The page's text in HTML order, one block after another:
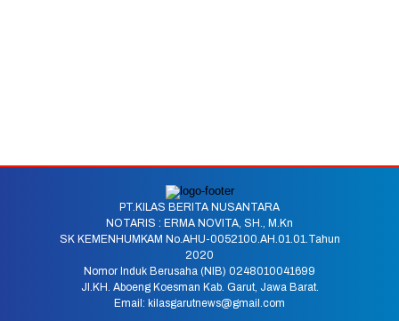
PT.KILAS BERITA NUSANTARA
NOTARIS : ERMA NOVITA, SH., M.Kn
SK KEMENHUMKAM No.AHU-0052100.AH.01.01.Tahun
2020
Nomor Induk Berusaha (NIB) 0248010041699
Jl.KH. Aboeng Koesman Kab. Garut, Jawa Barat.
Email: kilasgarutnews@gmail.com